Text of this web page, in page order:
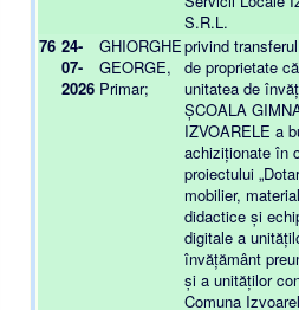
S.R.L.
76 24-
07-
2026
GHIORGHE
GEORGE,
Primar;
privind
de proprietate
unitatea de
ȘCOALA
IZVOARELE a
achiziționate în
proiectului
mobilier,
didactice și
digitale a
învățământ
și a unităților
Comuna